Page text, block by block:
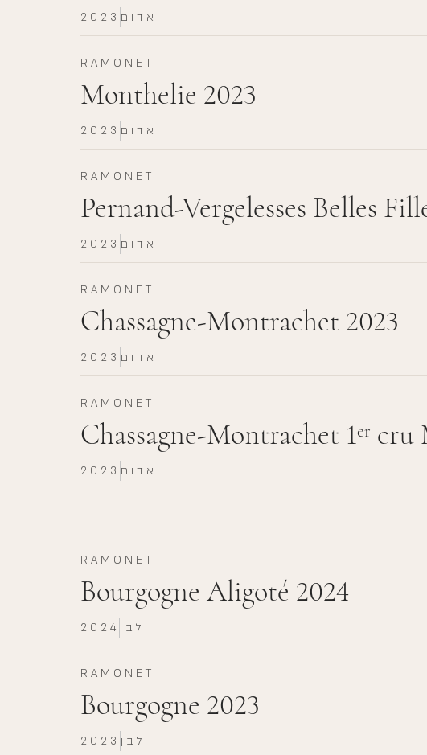
2023 אדום
RAMONET
Monthelie 2023
2023 אדום
RAMONET
Pernand-Vergelesses Belles
2023 אדום
RAMONET
Chassagne-Montrachet 2023
2023 אדום
RAMONET
Chassagne-Montrachet 1er cru
2023 אדום
RAMONET
Bourgogne Aligoté 2024
2024 לבן
RAMONET
Bourgogne 2023
2023 לבן